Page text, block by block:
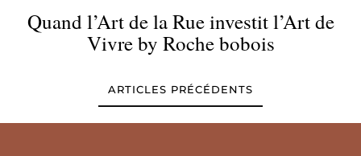
Quand l’Art de la Rue investit l’Art de
Vivre by Roche bobois
ARTICLES PRÉCÉDENTS